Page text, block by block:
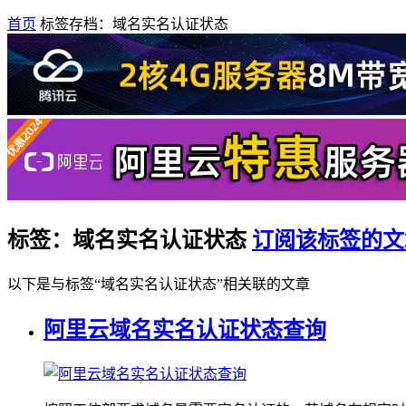
首页 标签存档：域名实名认证状态
标签：域名实名认证状态 订阅该标签的
以下是与标签“域名实名认证状态”相关联的文章
阿里云域名实名认证状态查询